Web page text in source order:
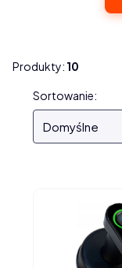
Produkty: 10
Lista
Sortowanie:
Domyślne